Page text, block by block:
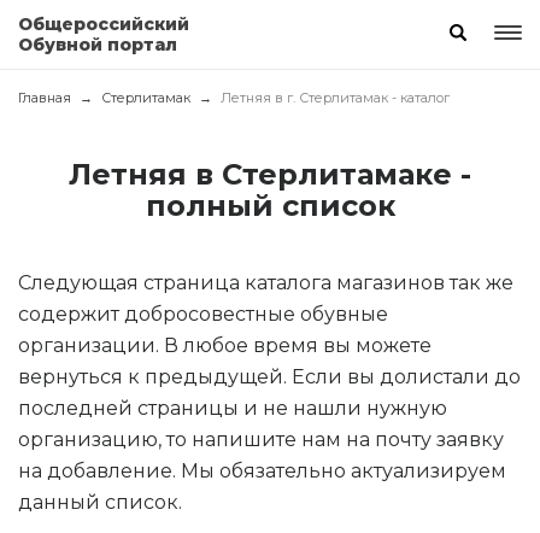
Общероссийский
Обувной портал
Главная Стерлитамак Летняя в г. Стерлитамак - каталог
Летняя в Стерлитамаке -
полный список
Следующая страница каталога магазинов так же
содержит добросовестные обувные
организации. В любое время вы можете
вернуться к предыдущей. Если вы долистали до
последней страницы и не нашли нужную
организацию, то напишите нам на почту заявку
на добавление. Мы обязательно актуализируем
данный список.